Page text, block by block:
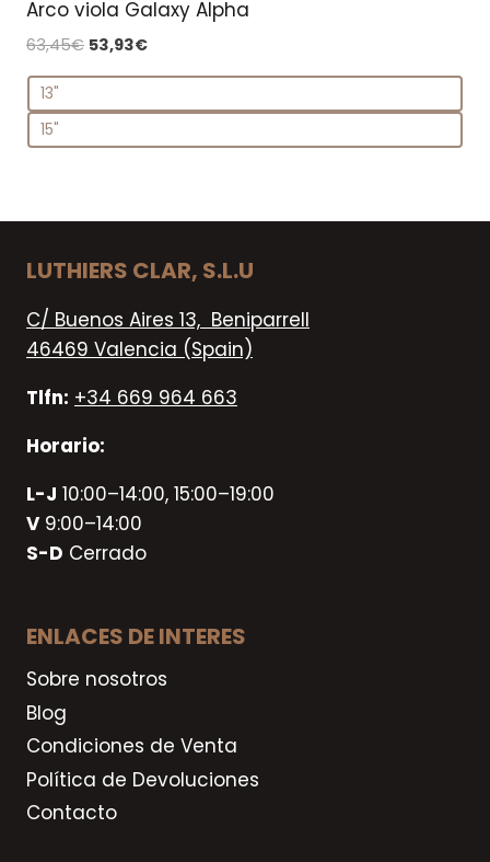
Arco viola Galaxy Alpha
63,45€ El
era:
63,45€.
53,93€El
es:
53,93€.
13"
15"
LUTHIERS CLAR, S.L.U
C/ Buenos Aires 13, Beniparrell
46469 Valencia (Spain)
Tlfn: +34 669 964 663
Horario:
L-J 10:00–14:00, 15:00–19:00
V 9:00–14:00
S-D Cerrado
ENLACES DE INTERES
Sobre nosotros
Blog
Condiciones de Venta
Política de Devoluciones
Contacto